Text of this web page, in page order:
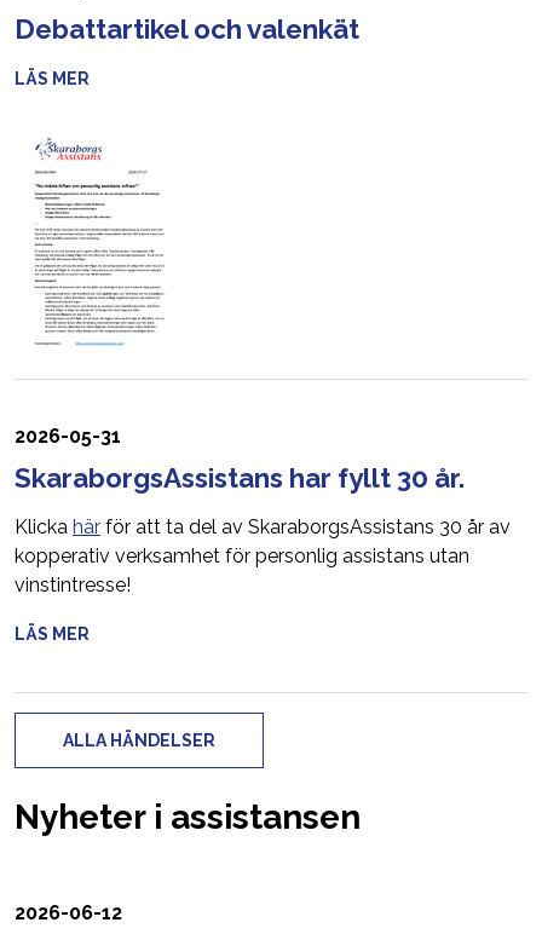
Debattartikel och valenkät
LÄS MER
2026-05-31
SkaraborgsAssistans har fyllt 30 år.
Klicka här för att ta del av SkaraborgsAssistans 30 år av
kopperativ verksamhet för personlig assistans utan
vinstintresse!
LÄS MER
ALLA HÄNDELSER
Nyheter i assistansen
2026-06-12